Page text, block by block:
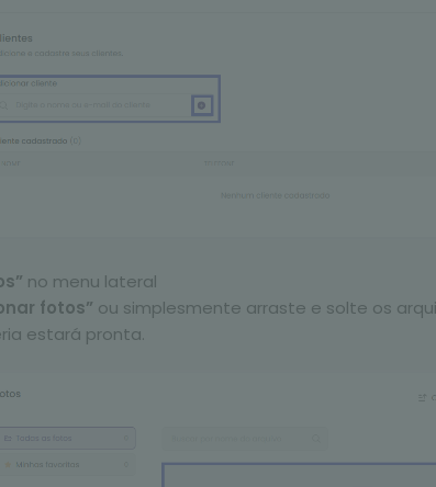
no menu lateral
fotos” ou simplesmente arraste e solte os
estará pronta.